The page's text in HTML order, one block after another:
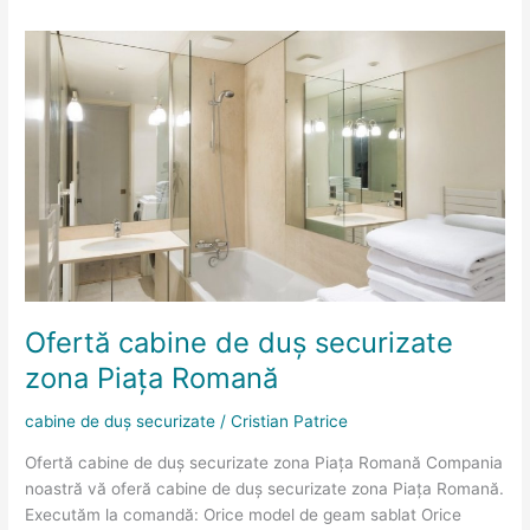
Ofertă cabine de duș securizate
zona Piața Romană
cabine de duș securizate /Cristian Patrice
Ofertă cabine de duș securizate zona Piața Romană Compania
noastră vă oferă cabine de duș securizate zona Piața Romană.
Executăm la comandă: Orice model de geam sablat Orice
Ofertă
cabine
de
duș
Piața
Romană